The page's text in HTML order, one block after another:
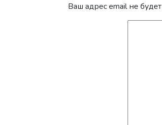
Ваш адрес email не